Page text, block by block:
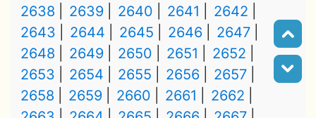
2638
2639 2640 2641
2642
2643
2644 2645 2646
2647
2648
2649 2650 2651
2652
2653
2654 2655 2656
2657
2658
2659 2660 2661
2662